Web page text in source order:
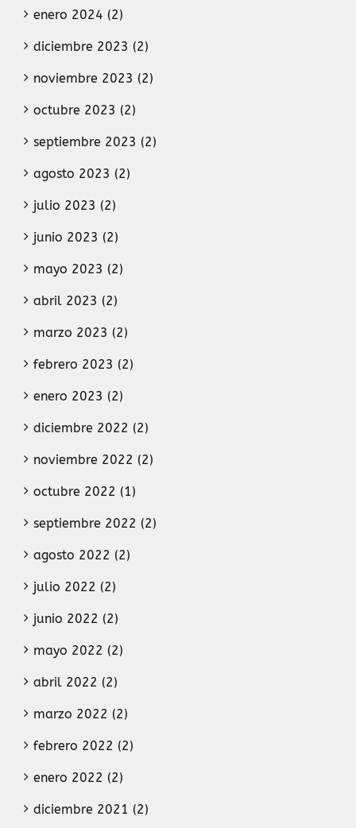
enero 2024 (2)
diciembre 2023 (2)
noviembre 2023 (2)
octubre 2023 (2)
septiembre 2023 (2)
agosto 2023 (2)
julio 2023 (2)
junio 2023 (2)
mayo 2023 (2)
abril 2023 (2)
marzo 2023 (2)
febrero 2023 (2)
enero 2023 (2)
diciembre 2022 (2)
noviembre 2022 (2)
octubre 2022 (1)
septiembre 2022 (2)
agosto 2022 (2)
julio 2022 (2)
junio 2022 (2)
mayo 2022 (2)
abril 2022 (2)
marzo 2022 (2)
febrero 2022 (2)
enero 2022 (2)
diciembre 2021 (2)